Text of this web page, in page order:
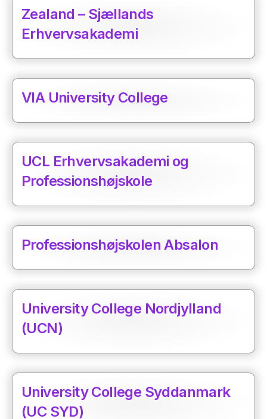
Zealand – Sjællands
Erhvervsakademi
VIA University College
UCL Erhvervsakademi og
Professionshøjskole
Professionshøjskolen Absalon
University College Nordjylland
(UCN)
University College Syddanmark
(UC SYD)